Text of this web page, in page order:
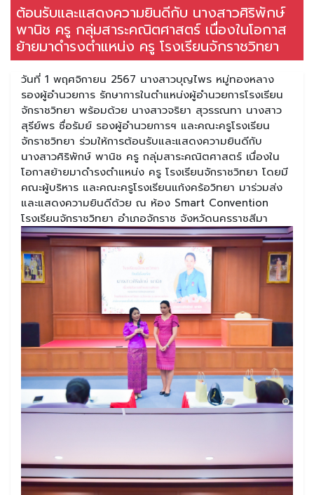
ต้อนรับและแสดงความยินดีกับ นางสาวศิริพักษ์
พานิช ครู กลุ่มสาระคณิตศาสตร์ เนื่องในโอกาส
ย้ายมาดำรงตำแหน่ง ครู โรงเรียนจักราชวิทยา
วันที่ 1 พฤศจิกายน 2567 นางสาวบุญไพร หมู่ทองหลาง
รองผู้อำนวยการ รักษาการในตำแหน่งผู้อำนวยการโรงเรียน
จักราชวิทยา พร้อมด้วย นางสาวจริยา สุวรรณทา นางสาว
สุรีย์พร ซื่อรัมย์ รองผู้อำนวยการฯ และคณะครูโรงเรียน
จักราชวิทยา ร่วมให้การต้อนรับและแสดงความยินดีกับ
นางสาวศิริพักษ์ พานิช ครู กลุ่มสาระคณิตศาสตร์ เนื่องใน
โอกาสย้ายมาดำรงตำแหน่ง ครู โรงเรียนจักราชวิทยา โดยมี
คณะผู้บริหาร และคณะครูโรงเรียนแก้งคร้อวิทยา มาร่วมส่ง
และแสดงความยินดีด้วย ณ ห้อง Smart Convention
โรงเรียนจักราชวิทยา อำเภอจักราช จังหวัดนครราชสีมา